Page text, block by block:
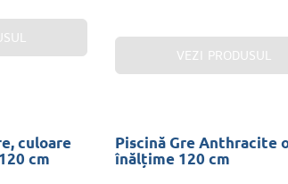
VEZI PRODUSUL
culoare
cm
Piscină Gre Anthracite
înălțime 120 cm